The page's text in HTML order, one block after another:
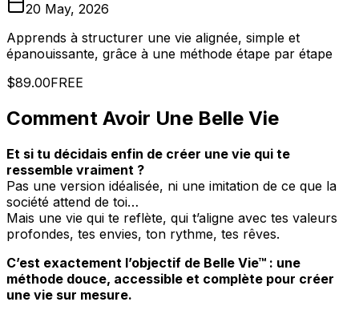
20 May, 2026
Apprends à structurer une vie alignée, simple et
épanouissante, grâce à une méthode étape par étape
$89.00FREE
Comment Avoir Une Belle Vie
Et si tu décidais enfin de créer une vie qui te
ressemble vraiment ?
Pas une version idéalisée, ni une imitation de ce que la
société attend de toi…
Mais une vie qui te reflète, qui t’aligne avec tes valeurs
profondes, tes envies, ton rythme, tes rêves.
C’est exactement l’objectif de Belle Vie™ : une
méthode douce, accessible et complète pour créer
une vie sur mesure.